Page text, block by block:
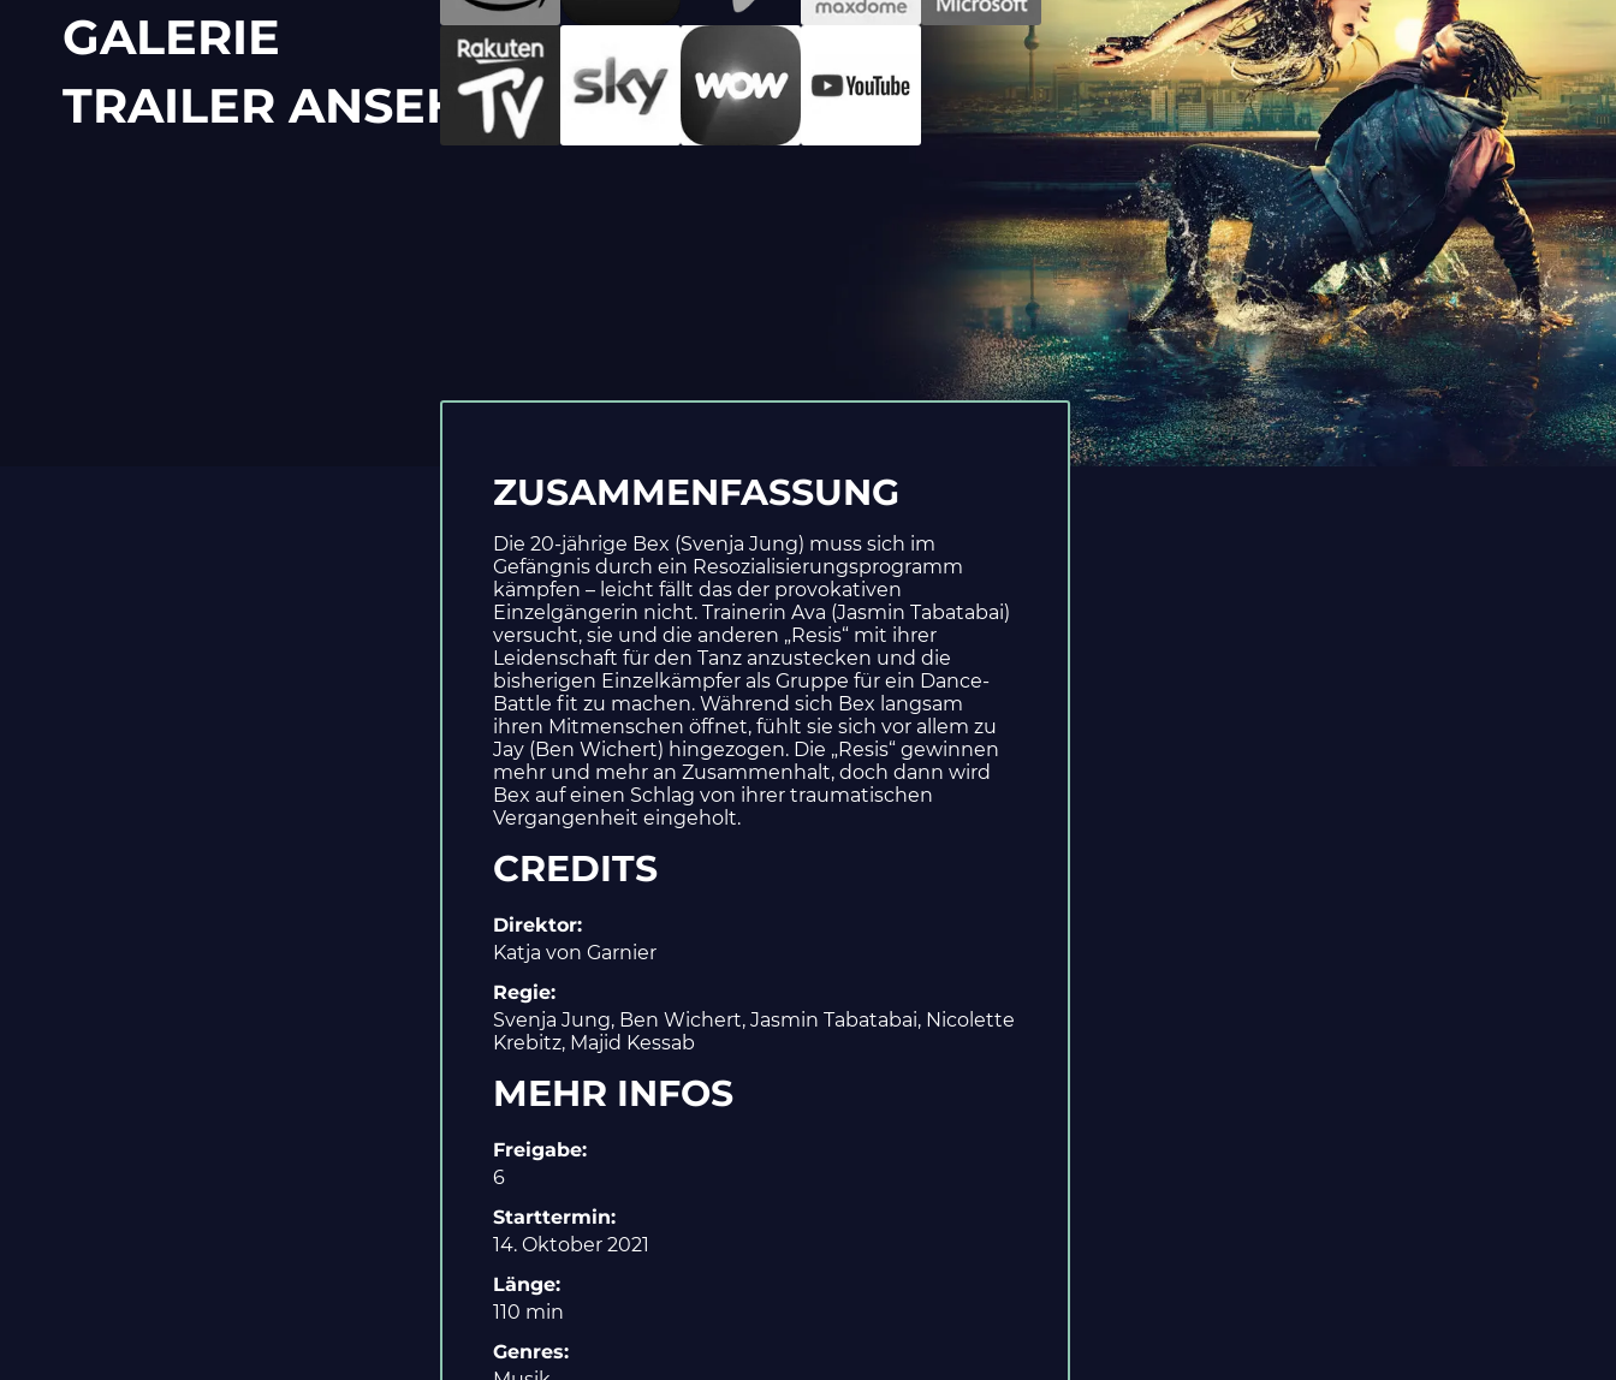
GALERIE
TRAILER ANSEHEN
ZUSAMMENFASSUNG
Die 20-jährige Bex (Svenja Jung) muss sich im
Gefängnis durch ein Resozialisierungsprogramm
kämpfen – leicht fällt das der provokativen
Einzelgängerin nicht. Trainerin Ava (Jasmin Tabatabai)
versucht, sie und die anderen „Resis“ mit ihrer
Leidenschaft für den Tanz anzustecken und die
bisherigen Einzelkämpfer als Gruppe für ein Dance-
Battle fit zu machen. Während sich Bex langsam
ihren Mitmenschen öffnet, fühlt sie sich vor allem zu
Jay (Ben Wichert) hingezogen. Die „Resis“ gewinnen
mehr und mehr an Zusammenhalt, doch dann wird
Bex auf einen Schlag von ihrer traumatischen
Vergangenheit eingeholt.
CREDITS
Direktor:
Katja von Garnier
Regie:
Svenja Jung, Ben Wichert,Jasmin Tabatabai, Nicolette
Krebitz, Majid Kessab
MEHR INFOS
Freigabe:
6
Starttermin:
14. Oktober 2021
Länge:
110 min
Genres: